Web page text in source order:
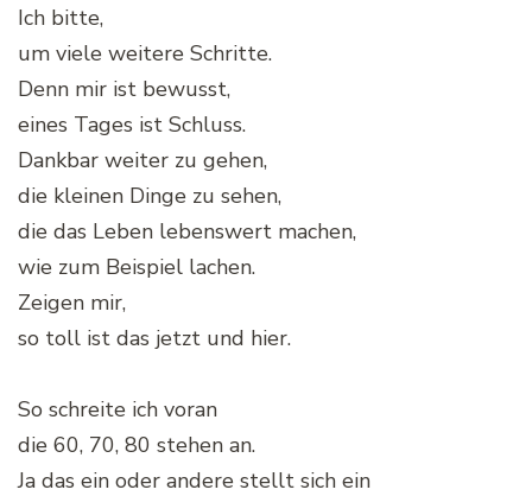
Ich bitte,
um viele weitere Schritte.
Denn mir ist bewusst,
eines Tages ist Schluss.
Dankbar weiter zu gehen,
die kleinen Dinge zu sehen,
die das Leben lebenswert machen,
wie zum Beispiel lachen.
Zeigen mir,
so toll ist das jetzt und hier.
So schreite ich voran
die 60, 70, 80 stehen an.
Ja das ein oder andere stellt sich ein